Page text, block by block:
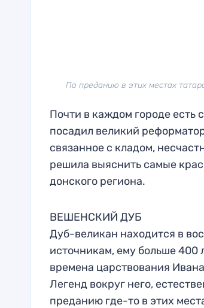
По преданию в этих местах
Почти в каждом городе есть
посадил великий
связанное с кладом,
решила выяснить самые
донского региона.
ВЕШЕНСКИЙ ДУБ
Дуб-великан находится в
источникам, ему больше 400
времена царствования
Легенд вокруг него,
преданию где-то в этих